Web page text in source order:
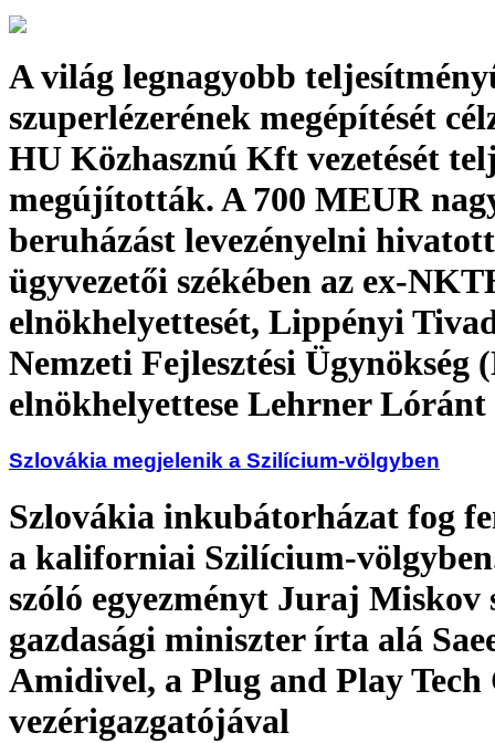
A világ legnagyobb
szuperlézerének megépítését
HU Közhasznú Kft vezetését
megújították. A 700 MEUR
beruházást levezényelni
ügyvezetői székében az ex-
elnökhelyettesét, Lippényi
Nemzeti Fejlesztési Ügynökség
elnökhelyettese Lehrner
Szlovákia megjelenik a Szilícium-völgyben
Szlovákia inkubátorházat fog
a kaliforniai Szilícium-
szóló egyezményt Juraj Miskov
gazdasági miniszter írta alá
Amidivel, a Plug and Play Tech
vezérigazgatójával